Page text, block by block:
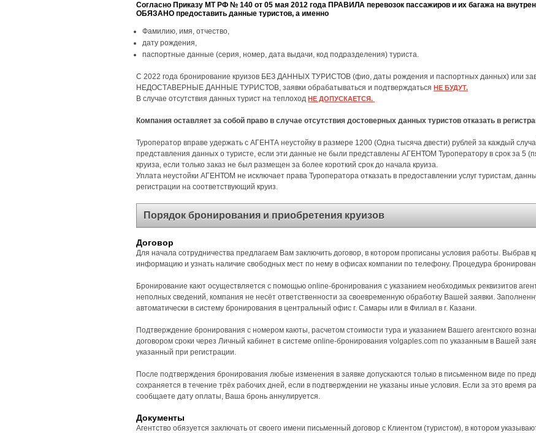
Согласно Приказу МТ РФ № 140 от 05 мая 2012 года ПРАВИЛА перевозок пассажиров и их багажа на
ОБЯЗАНО предоставить данные туристов, а именно
Фамилию, имя, отчество,
дату рождения,
паспортные данные (серия, номер, дата выдачи, код подразделения) туриста.
С 2022 года бронирование круизов БЕЗ ДАННЫХ ТУРИСТОВ (фио, даты рождения и паспортных данных) или
НЕДОСТАВЕРНЫЕ ДАННЫЕ ТУРИСТОВ, заявки обрабатываться и подтверждаться НЕ БУДУТ.
В случае отсутствия данных турист на теплоход НЕ ДОПУСКАЕТСЯ.
Компания оставляет за собой право в случае отсутствия достоверных данных туристов отказать в
Туроператор вправе удержать с АГЕНТА неустойку в размере 1200 (Одна тысяча двести) рублей за каждый
представления данных о туристе, если эти данные не были представлены АГЕНТОМ Туроператору в срок за 5
круиза, если только заказ не был размещен за более короткий срок до начала круиза.
Уплата неустойки АГЕНТОМ не исключает права Туроператора отказать в предоставлении услуг туристам,
регистрации на соответствующий круиз.
Порядок бронирования и приобретения круизов
Договор
Для начала сотрудничества предлагаем Вам заключить договор, в котором прописаны условия работы. Выбрав
информацию и узнать наличие свободных мест по нему в офисах компании по телефону. Процедура
Бронирование кают осуществляется с помощью online-бронирования с указанием необходимых реквизитов
неполных сведений, компания не несёт ответственности за своевременную обработку Вашей заявки.
автоматически в систему бронирования в центральный офис г. Самары или в Филиал в г. Казани.
Подтверждение бронирования с номером каюты, расчетом стоимости тура и указанием Вашего агентского
договором сроки через Личный кабинет в системе online-бронирования volgaples.com по указанным в Вашей
указанный при регистрации.
После подтверждения бронирования любые изменения в заявке допускаются только в письменном виде по
сохраняется в течение трёх рабочих дней, если в подтверждении не указаны иные условия. Если за это время
сообщаете дату оплаты, Ваша бронь аннулируется.
Документы
Агентство обязуется заключать от своего имени письменный договор с Клиентом (туристом), в котором